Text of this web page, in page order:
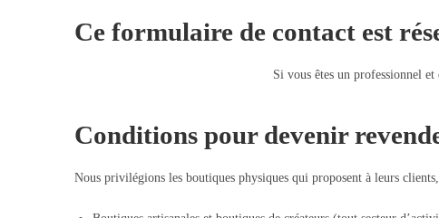
Ce formulaire de contact est
Si vous êtes un professionnel
Conditions pour devenir
Nous privilégions les boutiques physiques qui proposent à leurs